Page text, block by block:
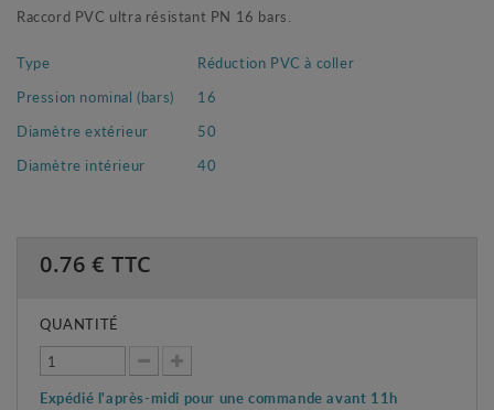
Raccord PVC ultra résistant PN 16 bars.
Type
Réduction PVC à coller
Pression nominal (bars)
16
Diamètre extérieur
50
Diamètre intérieur
40
0.76 € TTC
QUANTITÉ
Expédié l'après-midi pour une commande avant 11h